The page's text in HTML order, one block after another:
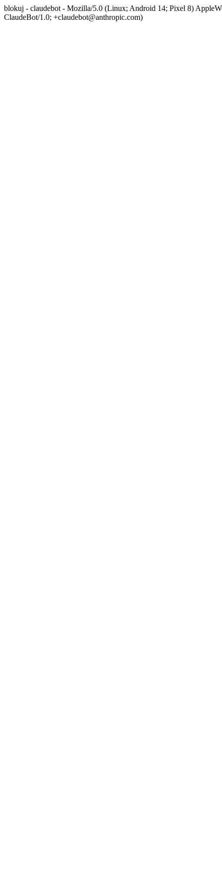
blokuj - claudebot - Mozilla/5.0 (Linux; Android 14; Pixel 8)
ClaudeBot/1.0; +claudebot@anthropic.com)